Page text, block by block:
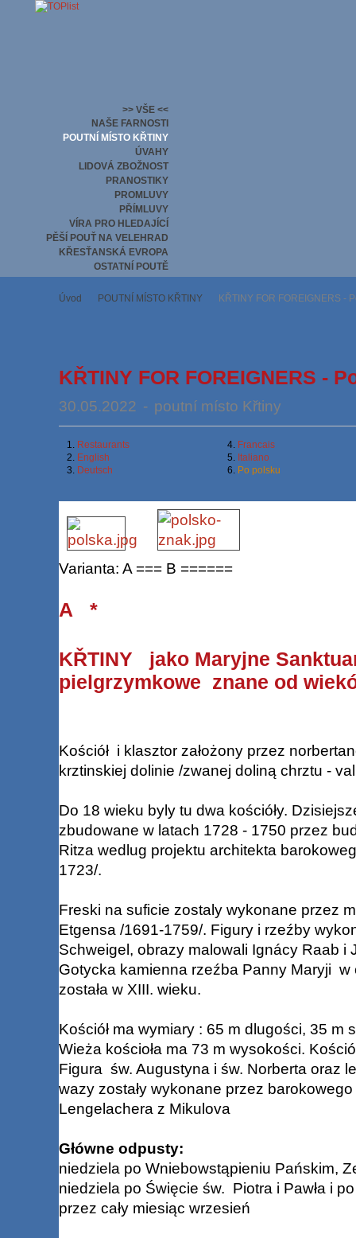
>> VŠE <<
NAŠE FARNOSTI
POUTNÍ MÍSTO KŘTINY
ÚVAHY
LIDOVÁ ZBOŽNOST
PRANOSTIKY
PROMLUVY
PŘÍMLUVY
VÍRA PRO HLEDAJÍCÍ
PĚŠÍ POUŤ NA VELEHRAD
KŘESŤANSKÁ EVROPA
OSTATNÍ POUTĚ
Úvod POUTNÍ MÍSTO KŘTINY KŘTINY FOR FOREIGNERS -
KŘTINY FOR FOREIGNERS -
30.05.2022 - poutní místo Křtiny
1.
Restaurants
2. English
3. Deutsch
4. Francais
5. Italiano
6. Po polsku
Varianta: A === B ======
A *
KŘTINY jako Maryjne
pielgrzymkowe znane od
Kościół i klasztor założony przez
krztinskiej dolinie /zwanej doliną chrztu -
Do 18 wieku byly tu dwa kościóły.
zbudowane w latach 1728 - 1750 przez
Ritza wedlug projektu architekta
1723/.
Freski na suficie zostaly wykonane przez
Etgensa /1691-1759/. Figury i rzeźby
Schweigel, obrazy malowali Ignácy Raab i
Gotycka kamienna rzeźba Panny Maryji w
została w XIII. wieku.
Kościół ma wymiary : 65 m dlugości, 35 m
Wieża kościoła ma 73 m wysokości.
Figura św. Augustyna i św. Norberta oraz
wazy zostały wykonane przez
Lengelachera z Mikulova
Główne odpusty:
niedziela po Wniebowstąpieniu Pańskim,
niedziela po Święcie św. Piotra i Pawła i
przez cały miesiąc wrzesień